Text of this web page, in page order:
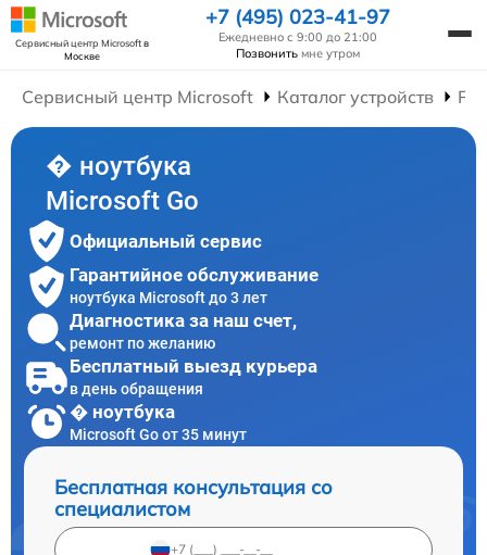
Сервисный центр Microsoftв
Москве
+7 (495) 023-41-97
Ежедневно с 9:00 до 21:00
Позвонить мне утром
Сервисный центр Microsoft Каталог устройств
� ноутбука
Microsoft Go
Официальный сервис
Гарантийное обслуживание
ноутбука Microsoft до 3 лет
Диагностика за наш счет,
ремонт по желанию
Бесплатный выезд курьера
в день обращения
� ноутбука
Microsoft Go от 35 минут
Бесплатная консультация со
специалистом